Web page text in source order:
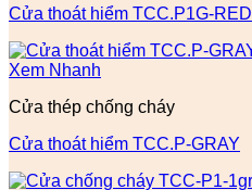
Cửa thoát hiểm TCC.P1G-RED
Xem Nhanh
Cửa thép chống cháy
Cửa thoát hiểm TCC.P-GRAY